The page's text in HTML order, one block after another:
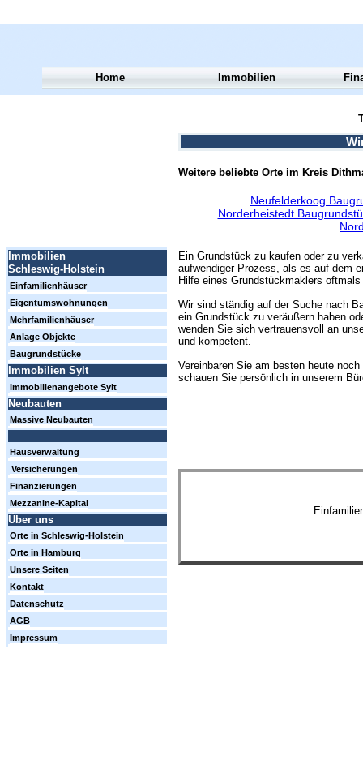
Weitere beliebte Orte im Kreis
Neufelderkoog
Norderheistedt
Ein Grundstück zu kaufen oder zu
aufwendiger Prozess, als es auf dem
Hilfe eines Grundstückmaklers
Wir sind ständig auf der Suche nach
ein Grundstück zu veräußern haben
wenden Sie sich vertrauensvoll an
und kompetent.
Vereinbaren Sie am besten heute
schauen Sie persönlich in unserem
Home Immobilien
Immobilien
Schleswig-Holstein
Einfamilienhäuser
Eigentumswohnungen
Mehrfamilienhäuser
Anlage Objekte
Baugrundstücke
Immobilien Sylt
Immobilienangebote Sylt
Neubauten
Massive Neubauten
Hausverwaltung
Versicherungen
Finanzierungen
Mezzanine-Kapital
Über uns
Orte in Schleswig-Holstein
Orte in Hamburg
Unsere Seiten
Kontakt
Datenschutz
AGB
Impressum